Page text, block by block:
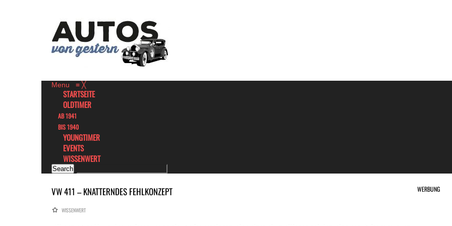
Menu ≡ ╳
STARTSEITE
OLDTIMER
AB 1941
BIS 1940
YOUNGTIMER
EVENTS
WISSENWERT
VW 411 – KNATTERNDES FEHLKONZEPT WERBUNG
WISSENWERT